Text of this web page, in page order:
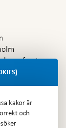
kakor är
och